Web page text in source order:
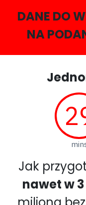
DANE DO
NA
Jak
nawet w